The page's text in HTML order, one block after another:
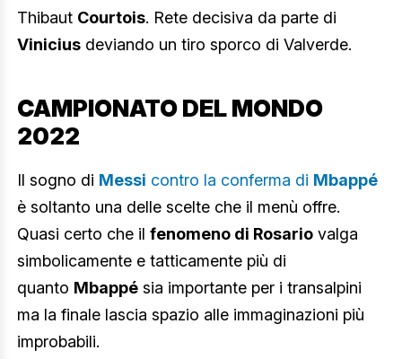
Thibaut Courtois. Rete decisiva da parte di
Vinicius deviando un tiro sporco di Valverde.
CAMPIONATO DEL MONDO
2022
Il sogno di Messi contro la conferma di Mbappé
è soltanto una delle scelte che il menù offre.
Quasi certo che il fenomeno di Rosario valga
simbolicamente e tatticamente più di
quanto Mbappé sia importante per i transalpini
ma la finale lascia spazio alle immaginazioni più
improbabili.